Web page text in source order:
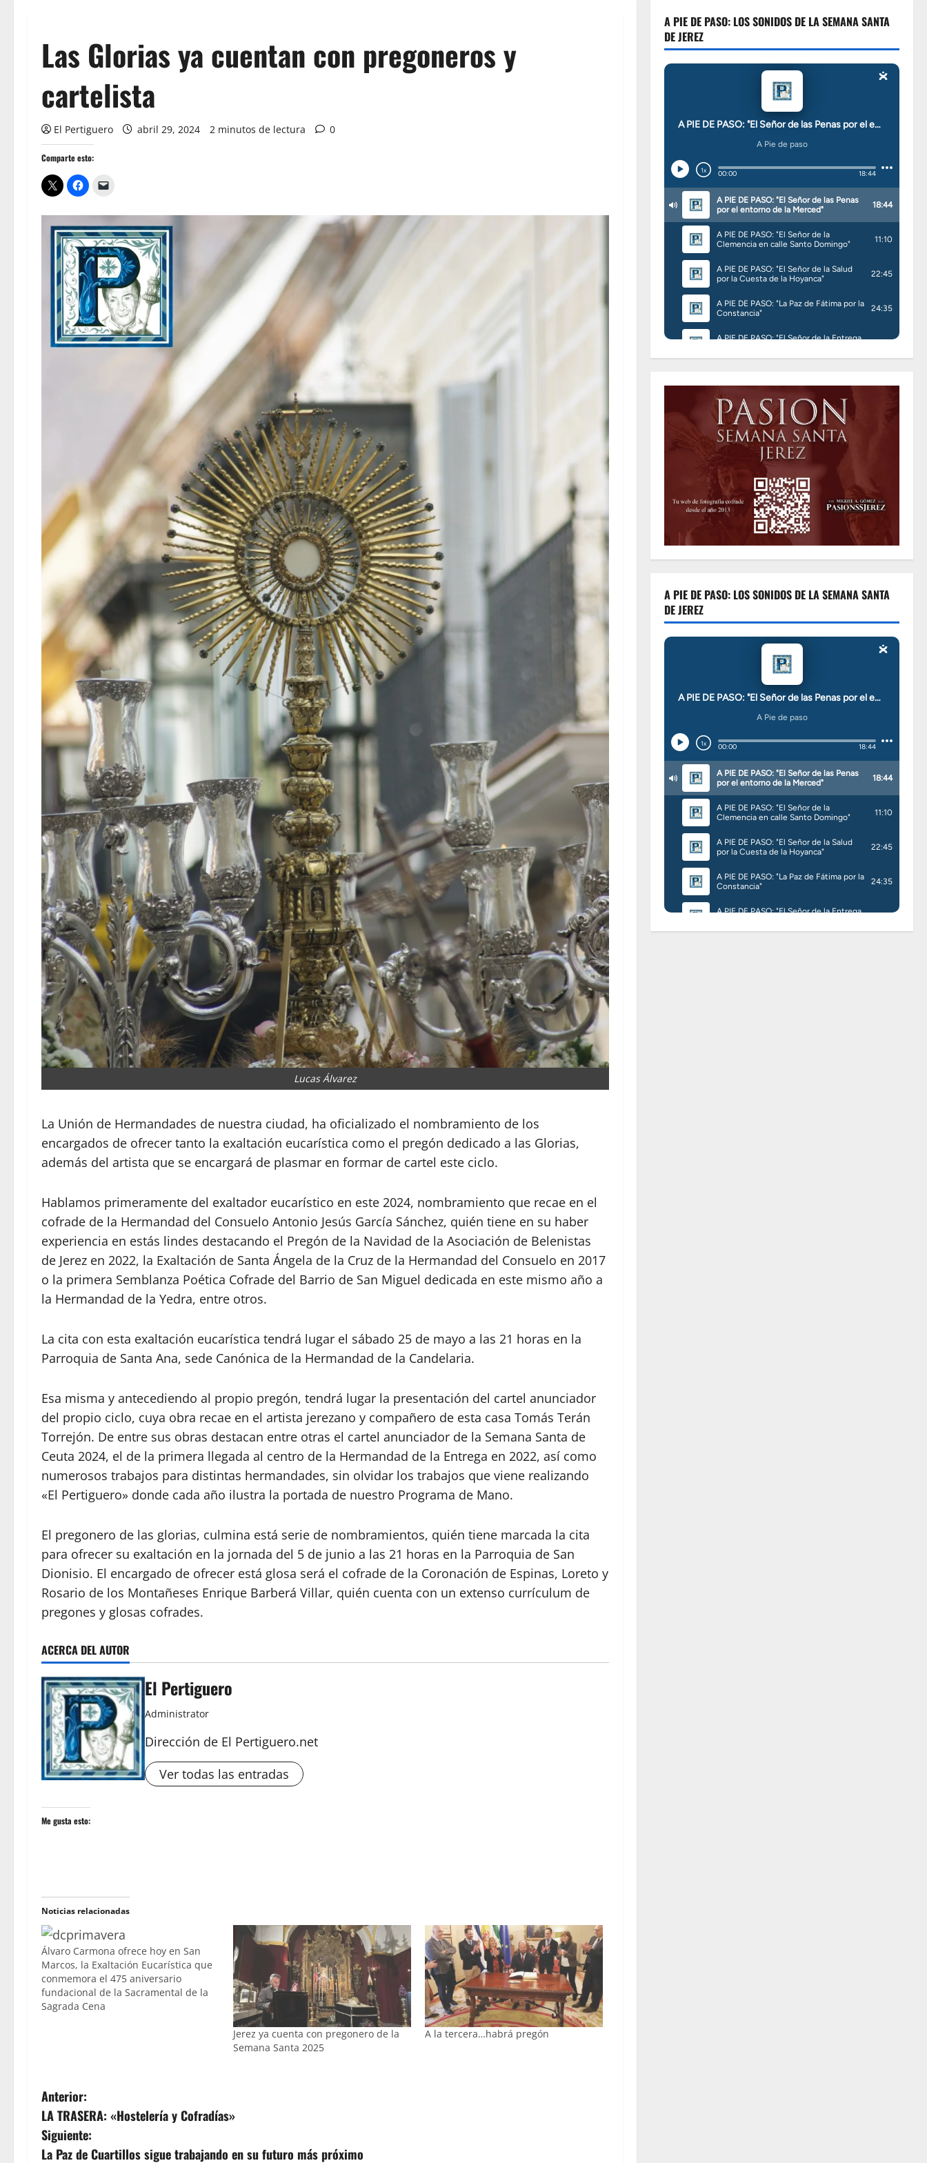
Las Glorias ya cuentan con pregoneros y
cartelista
El Pertiguero abril 29, 2024 2 minutos de lectura 0
Comparte esto:
Lucas Álvarez
La Unión de Hermandades de nuestra ciudad, ha oficializado el nombramiento de los
encargados de ofrecer tanto la exaltación eucarística como el pregón dedicado a las Glorias,
además del artista que se encargará de plasmar en formar de cartel este ciclo.
Hablamos primeramente del exaltador eucarístico en este 2024, nombramiento que recae en el
cofrade de la Hermandad del Consuelo Antonio Jesús García Sánchez, quién tiene en su haber
experiencia en estás lindes destacando el Pregón de la Navidad de la Asociación de Belenistas
de Jerez en 2022, la Exaltación de Santa Ángela de la Cruz de la Hermandad del Consuelo en 2017
o la primera Semblanza Poética Cofrade del Barrio de San Miguel dedicada en este mismo año a
la Hermandad de la Yedra, entre otros.
La cita con esta exaltación eucarística tendrá lugar el sábado 25 de mayo a las 21 horas en la
Parroquia de Santa Ana, sede Canónica de la Hermandad de la Candelaria.
Esa misma y antecediendo al propio pregón, tendrá lugar la presentación del cartel anunciador
del propio ciclo, cuya obra recae en el artista jerezano y compañero de esta casa Tomás Terán
Torrejón. De entre sus obras destacan entre otras el cartel anunciador de la Semana Santa de
Ceuta 2024, el de la primera llegada al centro de la Hermandad de la Entrega en 2022, así como
numerosos trabajos para distintas hermandades, sin olvidar los trabajos que viene realizando
«El Pertiguero» donde cada año ilustra la portada de nuestro Programa de Mano.
El pregonero de las glorias, culmina está serie de nombramientos, quién tiene marcada la cita
para ofrecer su exaltación en la jornada del 5 de junio a las 21 horas en la Parroquia de San
Dionisio. El encargado de ofrecer está glosa será el cofrade de la Coronación de Espinas, Loreto y
Rosario de los Montañeses Enrique Barberá Villar, quién cuenta con un extenso currículum de
pregones y glosas cofrades.
ACERCA DEL AUTOR
El Pertiguero
Administrator
Dirección de El Pertiguero.net
Ver todas las entradas
Me gusta esto:
Noticias relacionadas
Álvaro Carmona ofrece hoy en San
Marcos, la Exaltación Eucarística que
conmemora el 475 aniversario
fundacional de la Sacramental de la
Sagrada Cena
Jerez ya cuenta con pregonero de la
Semana Santa 2025
A la tercera…habrá pregón
N
a
Anterior:
LA TRASERA: «Hostelería y Cofradías»
Siguiente:
La Paz de Cuartillos sigue trabajando en su futuro más próximo
A PIE DE PASO: LOS SONIDOS DE LA SEMANA SANTA
DE JEREZ
A PIE DE PASO: LOS SONIDOS DE LA SEMANA SANTA
DE JEREZ